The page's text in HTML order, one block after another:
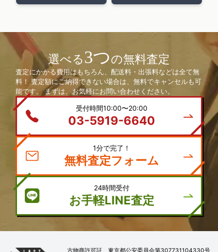
選べる3つの無料査定
査定にかかる費用はもちろん、配送料・出張料などは全て無
料！ 査定額にご納得できない場合は、無料でキャンセルも可
能です。 まずは、お気軽にお問い合わせください。
受付時間10:00〜20:00
03-5919-6640
1分で完了！
無料査定フォーム
24時間受付
お手軽LINE査定
古物商許可証 東京都公安委員会第307731104330号